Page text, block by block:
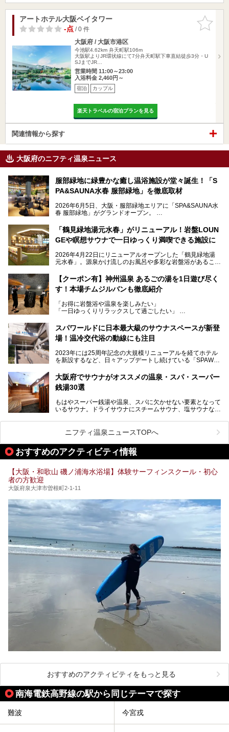
お気に入
りに追加
アートホテル大阪ベイタワー
-点/ 0 件
大阪府 / 大阪市港区
今池駅4.62km 弁天町駅106m
大阪駅よりJR環状線にて7分弁天町駅下車直結徒歩3分・U
SJまでJR…
営業時間 11:00～23:00
入浴料金 2,460円～
宿泊 カップル
楽天トラベルの宿泊プランを見る
関連情報から探す
大阪府のニフティ温泉ニュース
服部緑地に緑豊かな癒し温浴施設が堂々誕生！「S
PA&SAUNA水春 服部緑地」を徹底取材
2026年6月5日、大阪・服部緑地エリアに「SPA&SAUNA水
春 服部緑地」がグランドオープン。
当初の計画から約5年の時を経て誕生した本施設は、温泉・
サウナ・岩盤浴・フィットネス・ラウンジ・レストランなど
を融合した、これまでの“水春”のイメージをさらに進化させ
今回はオープン前の内覧会に参加し、館内のこだわりポイン
サウナー注目の3種のサウナや160cmの深水風呂、没入感の
高い岩盤浴エリア、日本最大の台数を誇る最新AIフィットネ
スマシンなど、見どころ満載の館内を詳しくご紹介します。
「鶴見緑地湯元水春」がリニューアル！岩盤LOUN
GEや瞑想サウナで一日ゆっくり満喫できる施設に
2026年4月22日にリニューアルオープンした「鶴見緑地湯
元水春」。源泉かけ流しのお風呂や多彩な岩盤浴があること
に“一日中くつろげる場所”としてパワーアップしています。
今回のリニューアルでは、新たに登場した瞑想サウナをはじ
見どころが盛りだくさん。日常の疲れを癒やしたい方はもち
ろん、休日にゆったり過ごしたい方にもぴったりの内容とな
本記事では、そんなリニューアル後の注目ポイントを詳しく
紹介します。これから「鶴見緑地湯元水春」に訪れる方や、
い。
【クーポン有】神州温泉 あるごの湯を1日遊び尽く
す！本場チムジルバンも徹底紹介
「お得に岩盤浴や温泉を楽しみたい」
「一日ゆっくりリラックスして過ごしたい」
利用できる「神州温泉 あるごの湯」です。
あるごの湯は、大阪府豊中市にある日帰り温浴施設で、阪急
チムジルバン（岩盤浴）を中心に、発汗・リラックス・漫画
タイムまで満喫できる長時間滞在型の施設なので、一日中ゆ
る迫力ある熱波パフォーマンスも毎日行われており、“とと
のう”体験をしっかり楽しめるのもポイントです。
ケやボウリングといった遊び場もあり、友人同士やカップル
で“遊び+癒し”の一日を過ごすのにもぴったり。
処にいたるまで魅力をたっぷり堪能してきたので、その全容
スパワールドに日本最大級のサウナスペースが新登
場！温冷交代浴の動線にも注目
2023年には25周年記念の大規模リニューアルを経てホテル
を新設するなど、日々アップデートし続けている「SPAWO
そんなスパワールドが2025年11月15日（土）に、新たな浴
室や日本最大級140人収容の大規模サウナを携えてリニュー
アルオープン！浴室である4F・6Fそれぞれにリニューアル
大規模リニューアルの全容を確認すべく、リニューアルプレ
オープンイベントに行ってきました！今回はそのリニューア
大阪府でサウナがオススメの温泉・スパ・スーパー
銭湯30選
もはやスーパー銭湯や温泉、スパに欠かせない要素となって
いるサウナ。ドライサウナにスチームサウナ、塩サウナな
ペース、ロウリュウなど、心ゆくまで楽しむためのサービス
が充実した施設も多くみられます。
今回はそんなサウナにこだわった、大阪府内のオススメ温
泉・銭湯・スパを30件紹介したいと思います！
ニフティ温泉ニュースTOPへ
おすすめのアクティビティ情報
【大阪・和歌山 磯ノ浦海水浴場】体験サーフィンスクール・初心
者の方歓迎
大阪府泉大津市曽根町2-1-11
おすすめのアクティビティをもっと見る
南海電鉄高野線の駅から同じテーマで探す
難波 今宮戎